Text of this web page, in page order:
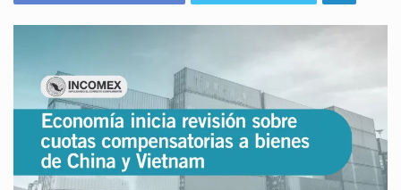
La reforma que reduce la jornada laboral a 40 horas semanales omitió precisar su aplicación…
COMPENSATORIAS
A
BIENES
DE
CHINA
Y